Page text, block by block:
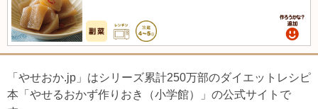
「やせおか.jp」はシリーズ累計250万部のダイエットレシピ
本「やせるおかず作りおき（小学館）」の公式サイトで